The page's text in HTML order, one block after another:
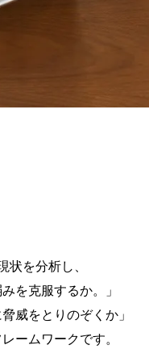
状を分析し、
を克服するか。」
威をとりのぞくか」
ームワークです。